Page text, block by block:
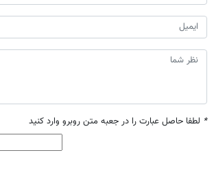
* لطفا حاصل عبارت را در جعبه متن روبرو وارد کنید